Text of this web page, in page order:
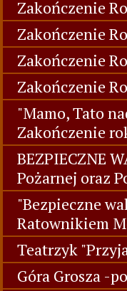
Zakończenie
Zakończenie
Zakończenie
Zakończenie
"Mamo, Tato
Zakończenie
BEZPIECZNE
Pożarnej oraz
"Bezpieczne
Ratownikiem
Teatrzyk
Góra Grosza -